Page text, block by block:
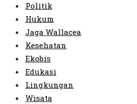
Politik
Hukum
Jaga Wallacea
Kesehatan
Ekobis
Edukasi
Lingkungan
Wisata